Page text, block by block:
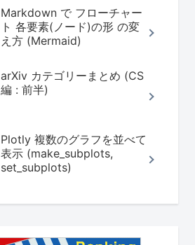
Markdown で フローチャー
ト 各要素(ノード)の形 の変
え方 (Mermaid)
arXiv カテゴリーまとめ (CS
編 : 前半)
Plotly 複数のグラフを並べて
表示 (make_subplots,
set_subplots)